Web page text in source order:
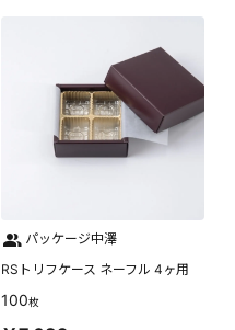
パッケージ中澤
RSトリフケース ネーフル 4ヶ用
100枚